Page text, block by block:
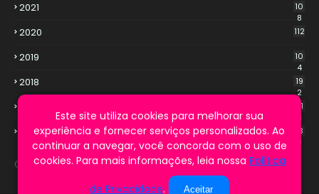
2021
10
8
2020 112
2019
10
4
2018
19
2
21
3
2016
13
9
Cookie Notice
Este site utiliza cookies para melhorar sua
experiência e fornecer serviços personalizados. Ao
continuar a navegar, você concorda com o uso de
cookies. Para mais informações, leia nossa Política
de Privacidade. Aceitar